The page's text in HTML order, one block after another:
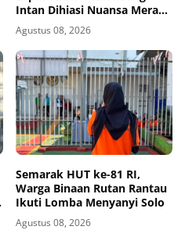
Intan Dihiasi Nuansa Merah
Putih
Agustus 08, 2026
Semarak HUT ke-81 RI,
Warga Binaan Rutan Rantau
Ikuti Lomba Menyanyi Solo
Agustus 08, 2026